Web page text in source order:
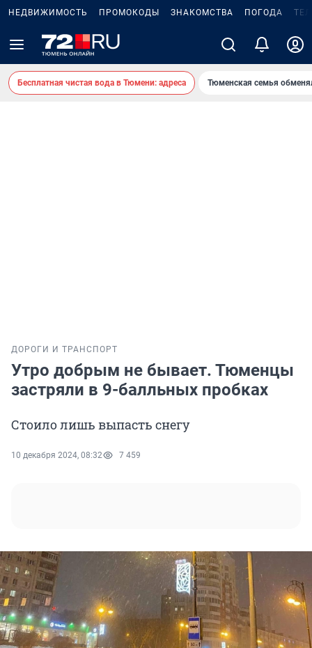
НЕДВИЖИМОСТЬ ПРОМОКОДЫ ЗНАКОМСТВА ПОГОДА
Бесплатная чистая вода в Тюмени: адреса Тюменская семья
ДОРОГИ И ТРАНСПОРТ
Утро добрым не бывает. Тюменцы
застряли в 9-балльных пробках
Стоило лишь выпасть снегу
10 декабря 2024, 08:32 7 459